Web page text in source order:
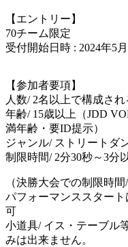
【エントリー】
70チーム限定
受付開始日時 : 2024年5
【参加者要項】
人数/ 2名以上で構成され
年齢/ 15歳以上（JDD
満年齢・要ID提示）
ジャンル/ ストリートダ
制限時間/ 2分30秒～3分
（決勝大会での制限時間
パフォーマンススター
可
小道具/ イス・テーブル
みは出来ません。